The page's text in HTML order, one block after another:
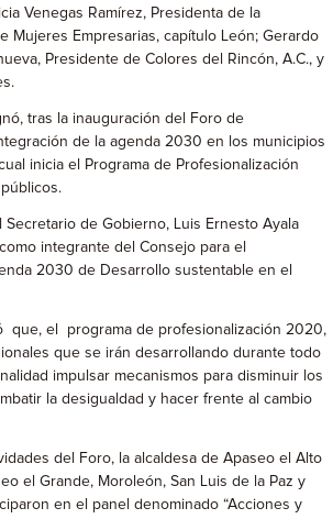
Venegas Ramírez, Presidenta de la
Mujeres Empresarias, capítulo León; Gerardo
Presidente de Colores del Rincón, A.C., y
tras la inauguración del Foro de
de la agenda 2030 en los municipios
inicia el Programa de Profesionalización
de Gobierno, Luis Ernesto Ayala
integrante del Consejo para el
2030 de Desarrollo sustentable en el
el programa de profesionalización 2020,
que se irán desarrollando durante todo
impulsar mecanismos para disminuir los
la desigualdad y hacer frente al cambio
del Foro, la alcaldesa de Apaseo el Alto
el Grande, Moroleón, San Luis de la Paz y
en el panel denominado “Acciones y